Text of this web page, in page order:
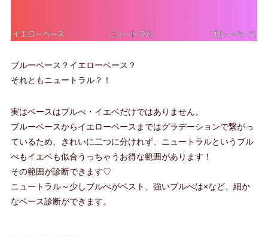
ブルーベース？イエローベース？
それともニュートラル？！
実はベースはブルべ・イエベだけではありません。
ブルーベースからイエローベースまではグラデーションで繋がっ
ているため、きれいに二つに分けれず、ニュートラルというブル
べもイエベも似合うっちゃうお得な範囲があります！
その範囲が診断できます♡
ニュートラル～少しブルべがベスト、強いブルべは×など、細か
なベース診断ができます。